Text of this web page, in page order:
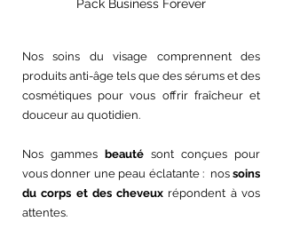
Pack Business Forever
Nos soins du visage comprennent des
produits anti-âge tels que des sérums et des
cosmétiques pour vous offrir fraîcheur et
douceur au quotidien.
Nos gammes beauté sont conçues pour
vous donner une peau éclatante :  nos soins
du corps et des cheveux répondent à vos
attentes.